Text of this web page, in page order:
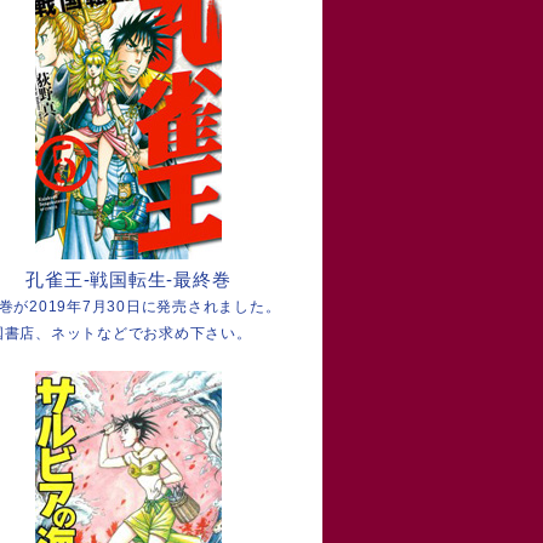
孔雀王-戦国転生-最終巻
が2019年7月30日に発売されました。
書店、ネットなどでお求め下さい。